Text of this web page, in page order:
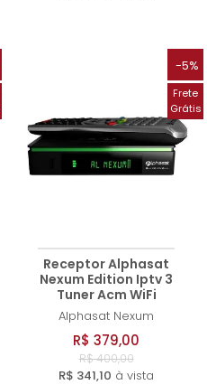
-5%
Frete
Grátis
Receptor Alphasat
Nexum Edition Iptv 3
Tuner Acm WiFi
Alphasat Nexum
R$ 379,00
R$ 400,00
R$ 341,10 à vista